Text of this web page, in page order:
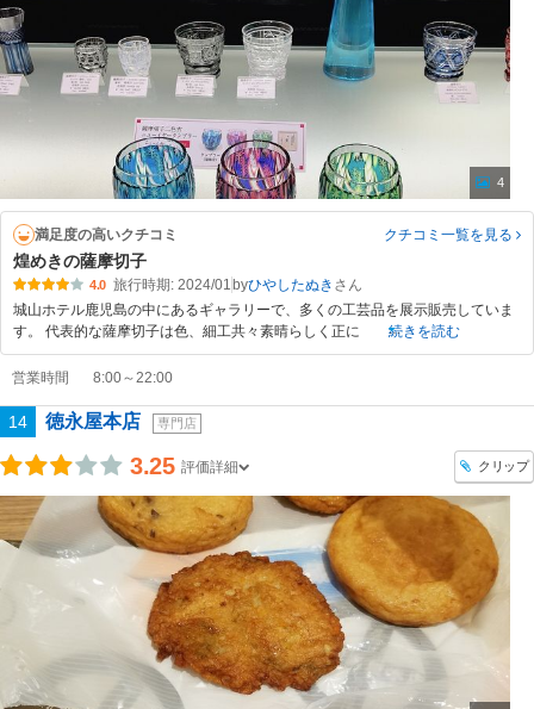
4
満足度の高いクチコミ クチコミ一覧を見る
煌めきの薩摩切子
4.0 旅行時期: 2024/01 byひやしたぬき
城山ホテル鹿児島の中にあるギャラリーで、多くの工芸品を展示販売していま
す。 代表的な薩摩切子は色、細工共々素晴らしく正に
続きを読む
営業時間 8:00～22:00
14 徳永屋本店 専門店
3.25 評価詳細 クリップ